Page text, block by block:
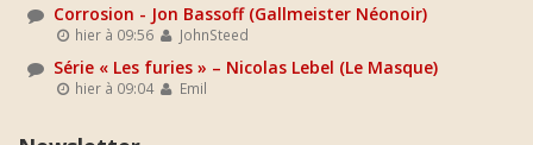
Corrosion - Jon Bassoff (Gallmeister Néonoir)
hier à 09:56 JohnSteed
Série « Les furies » – Nicolas Lebel (Le Masque)
hier à 09:04 Emil